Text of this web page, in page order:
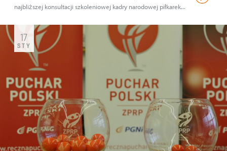
najbliższej konsultacji szkoleniowej kadry narodowej piłkarek...
17
STY